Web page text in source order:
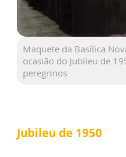
Maquete da Basílica
ocasião do Jubileu de
peregrinos
Jubileu de 1950